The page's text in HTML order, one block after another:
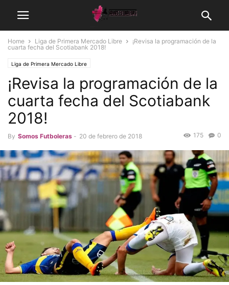
Home Liga de Primera Mercado Libre
¡Revisa la programación de la
cuarta fecha del Scotiabank 2018!
Liga de Primera Mercado Libre
¡Revisa la programación de la
cuarta fecha del Scotiabank
2018!
By Somos Futboleras - 20 de febrero de 2018 0
175